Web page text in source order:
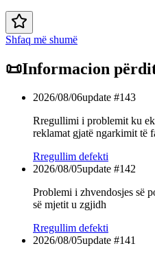
Shfaq më shumë
📜Informacion
2026/08/06update #143
Rregullimi i problemit ku
reklamat gjatë ngarkimit të
Rregullim defekti
2026/08/05update #142
Problemi i zhvendosjes së
së mjetit u zgjidh
Rregullim defekti
2026/08/05update #141